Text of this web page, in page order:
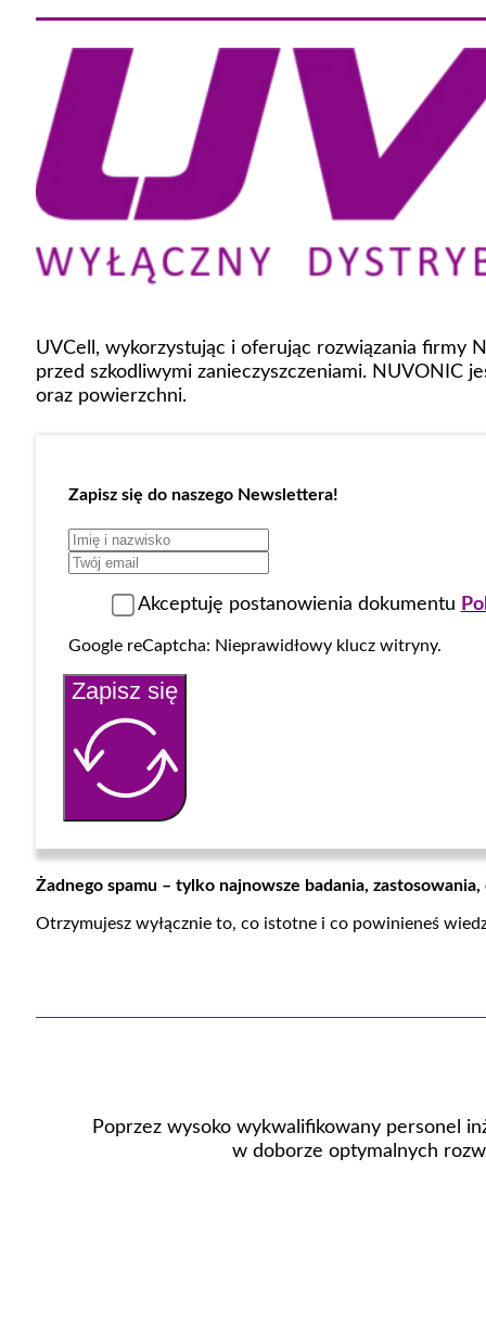
UVCell, wykorzystując i oferując rozwiązania firmy
przed szkodliwymi zanieczyszczeniami. NUVONIC
oraz powierzchni.
Zapisz się do naszego Newslettera!
Akceptuję postanowienia dokumentu
Google reCaptcha: Nieprawidłowy klucz witryny.
Zapisz się
Żadnego spamu – tylko najnowsze badania,
Otrzymujesz wyłącznie to, co istotne i co powinieneś
Poprzez wysoko wykwalifikowany personel
w doborze optymalnych